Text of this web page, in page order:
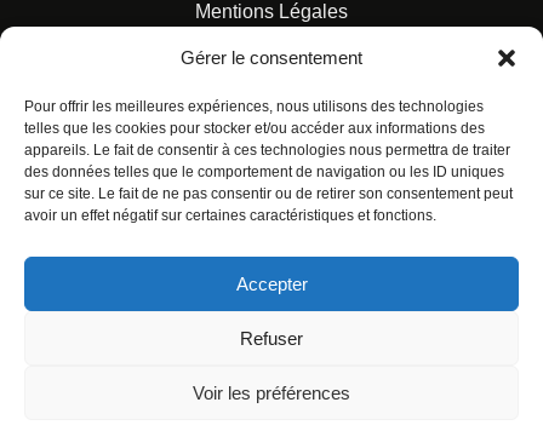
Gérer le consentement
Pour offrir les meilleures expériences, nous utilisons des technologies
telles que les cookies pour stocker et/ou accéder aux informations des
appareils. Le fait de consentir à ces technologies nous permettra de traiter
des données telles que le comportement de navigation ou les ID uniques
sur ce site. Le fait de ne pas consentir ou de retirer son consentement peut
avoir un effet négatif sur certaines caractéristiques et fonctions.
Accepter
Refuser
Voir les préférences
Mentions Légales
Charte pour la protection des données personnelles
© ALL RIGHTS RESERVED. URBAN COMICS POUR LES